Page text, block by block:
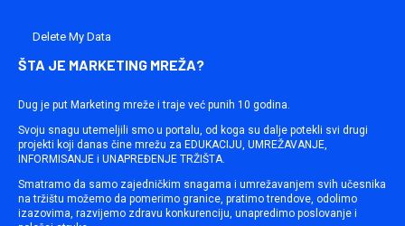
Delete My Data
ŠTA JE MARKETING MREŽA?
Dug je put Marketing mreže i traje već punih 10 godina.
Svoju snagu utemeljili smo u portalu, od koga su dalje potekli svi drugi
projekti koji danas čine mrežu za EDUKACIJU, UMREŽAVANJE,
INFORMISANJE i UNAPREĐENJE TRŽIŠTA.
Smatramo da samo zajedničkim snagama i umrežavanjem svih učesnika
na tržištu možemo da pomerimo granice, pratimo trendove, odolimo
izazovima, razvijemo zdravu konkurenciju, unapredimo poslovanje i